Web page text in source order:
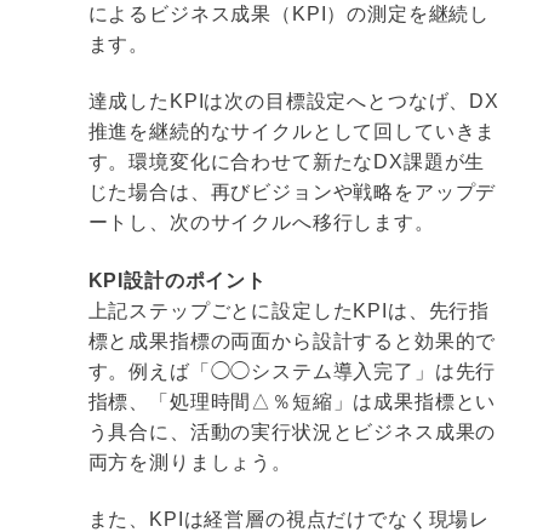
によるビジネス成果（KPI）の測定を継続し
ます。
達成したKPIは次の目標設定へとつなげ、DX
推進を継続的なサイクルとして回していきま
す。環境変化に合わせて新たなDX課題が生
じた場合は、再びビジョンや戦略をアップデ
ートし、次のサイクルへ移行します。
KPI設計のポイント
上記ステップごとに設定したKPIは、先行指
標と成果指標の両面から設計すると効果的で
す。例えば「◯◯システム導入完了」は先行
指標、「処理時間△％短縮」は成果指標とい
う具合に、活動の実行状況とビジネス成果の
両方を測りましょう。
また、KPIは経営層の視点だけでなく現場レ